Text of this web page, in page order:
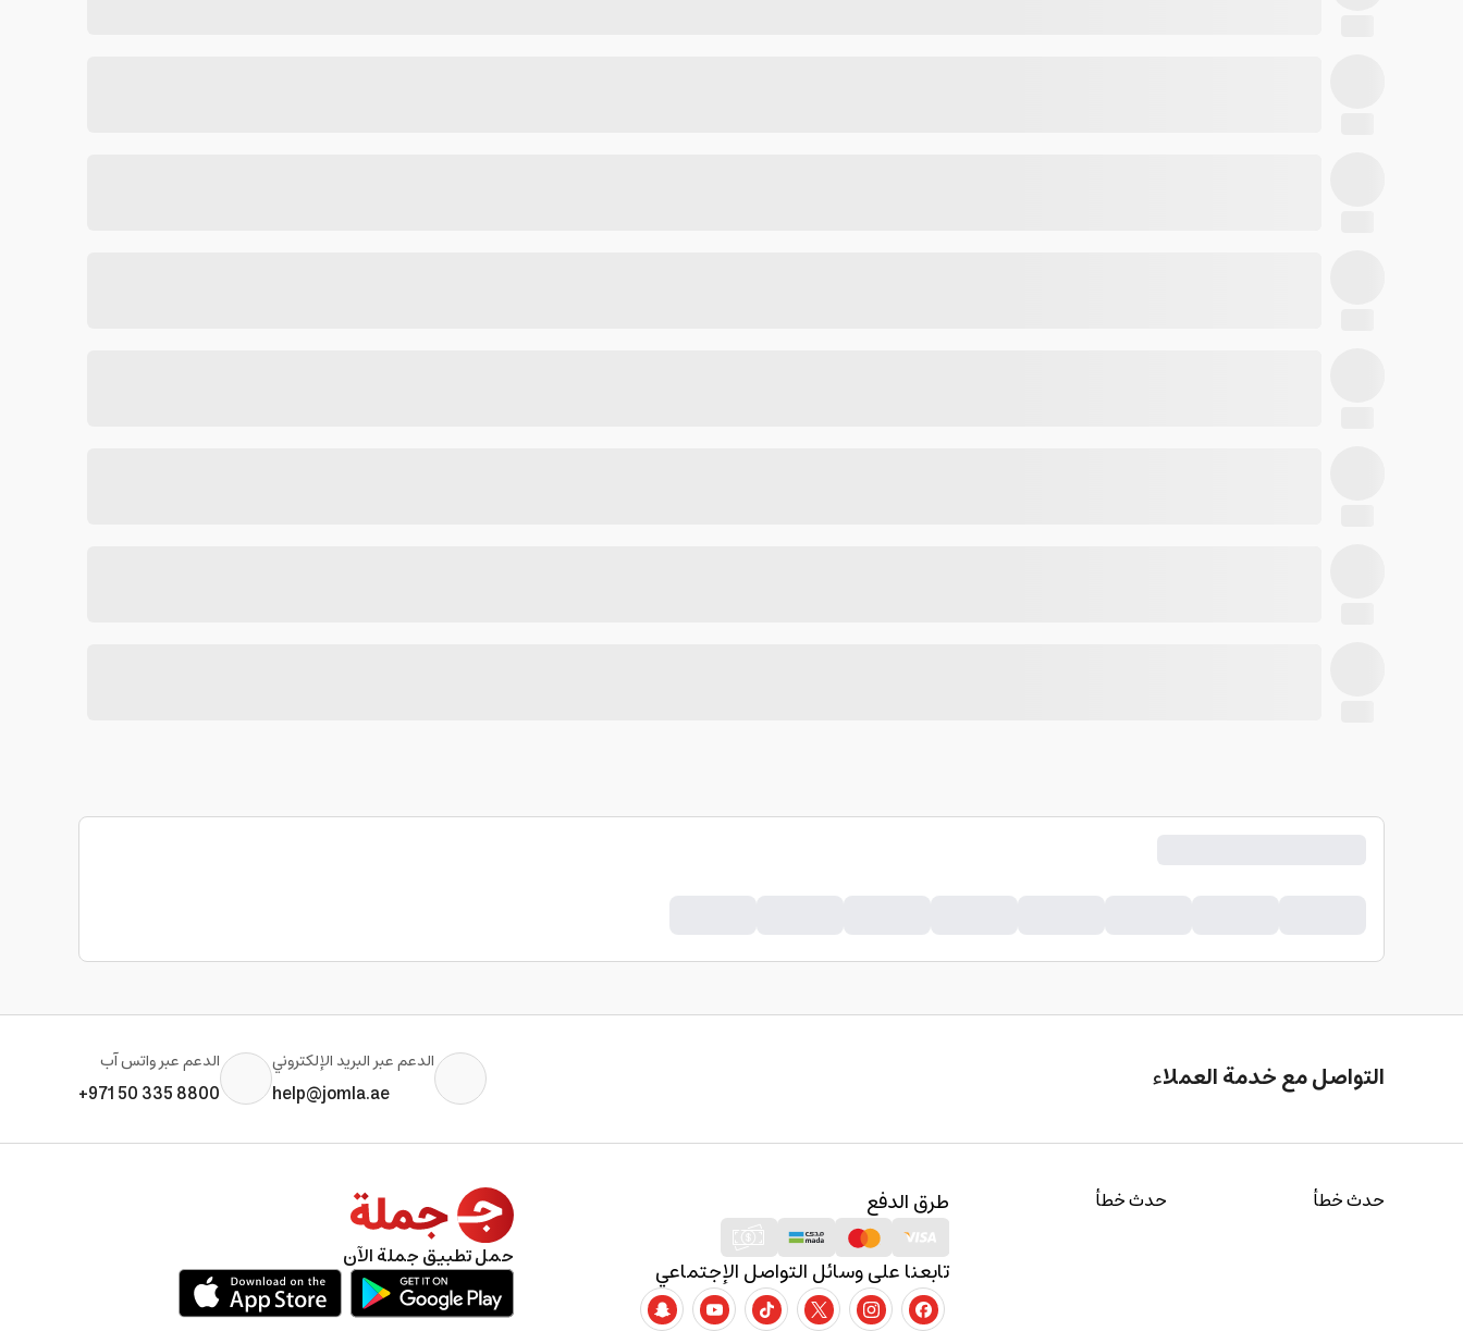
التواصل مع خدمة العملاء الدعم عبر البريد الإلكتروني
help@jomla.ae
الدعم عبر واتس آب
+971 50 335 8800
حدث خطأ حدث خطأ طرق الدفع
تابعنا على وسائل التواصل الإجتماعي حمل تطبيق جملة الآن